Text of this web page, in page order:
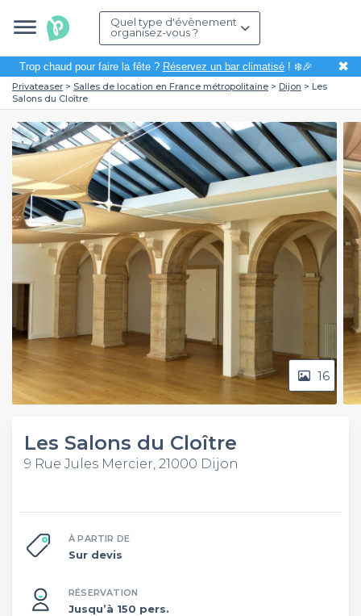
Quel type d'évènement
organisez-vous ?
Trop chaud pour faire la fête ? Réservez un bar climatisé! ❄️🎉 ✖
Privateaser Salles de location en France métropolitaine Dijon
Les
Salons du Cloître
16
Les Salons du Cloître
9 Rue Jules Mercier, 21000 Dijon
À PARTIR DE
Sur devis
RÉSERVATION
Jusqu’à 150 pers.